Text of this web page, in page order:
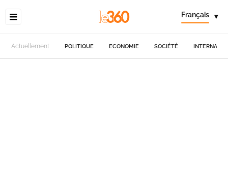
Français ▾
Actuellement POLITIQUE ECONOMIE SOCIÉTÉ